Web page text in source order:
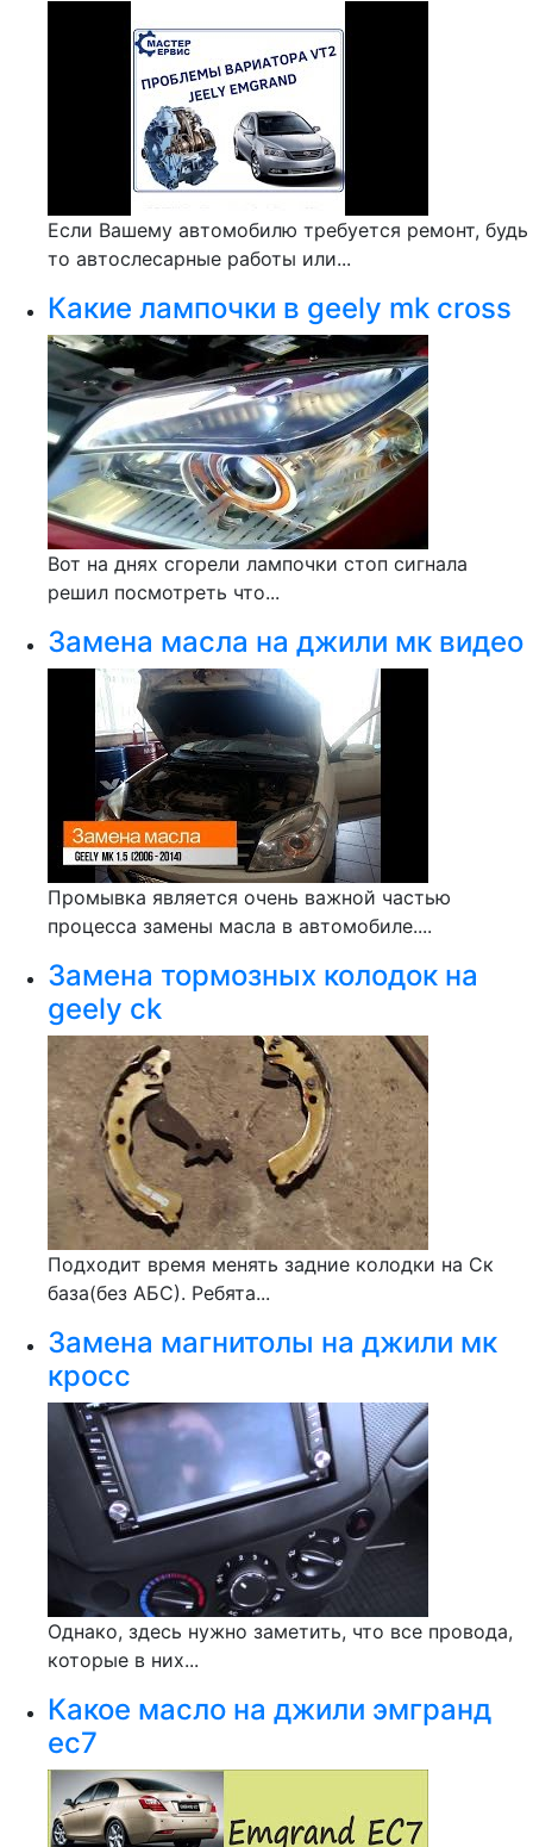
Если Вашему автомобилю требуется ремонт, будь
то автослесарные работы или...
Какие лампочки в geely mk cross
Вот на днях сгорели лампочки стоп сигнала
решил посмотреть что...
Замена масла на джили мк видео
Промывка является очень важной частью
процесса замены масла в автомобиле....
Замена тормозных колодок на
geely ck
Подходит время менять задние колодки на Ск
база(без АБС). Ребята...
Замена магнитолы на джили мк
кросс
Однако, здесь нужно заметить, что все провода,
которые в них...
Какое масло на джили эмгранд
ес7